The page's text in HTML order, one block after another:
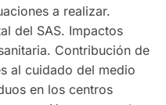
a realizar.
del SAS. Impactos
Contribución de
al cuidado del medio
en los centros